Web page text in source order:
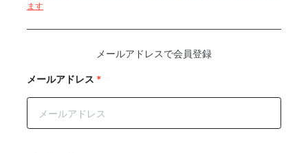
ます
メールアドレスで会員登録
メールアドレス *